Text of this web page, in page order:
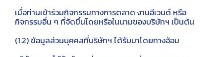
เมื่อท่านเข้าร่วมกิจกรรมทางการตลาด งานอีเวนต์ หรือ
กิจกรรมอื่น ๆ ที่จัดขึ้นโดยหรือในนามของบริษัทฯ เป็นต้น
(1.2) ข้อมูลส่วนบุคคลที่บริษัทฯ ได้รับมาโดยทางอ้อม